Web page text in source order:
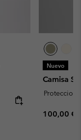
Nuevo
Camisa
Proteccion
Regular
100,00 €